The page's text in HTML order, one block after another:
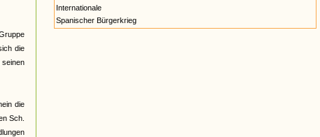
die
seinen
die
Sch.
Internationale
Spanischer Bürgerkrieg